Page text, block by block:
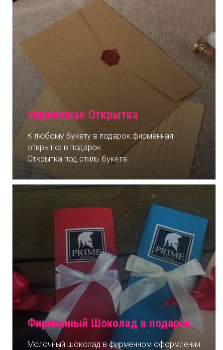
Фирменная Открытка
К любому букету в подарок фирменная
открытка в подарок
Открытка под стиль букета
Фирменный Шоколад в подарок
Молочный шоколад в фирменном оформлении